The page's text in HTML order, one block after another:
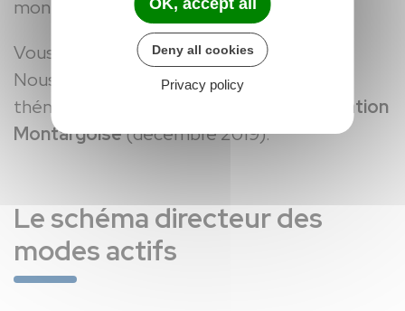
montargois.
Vous souhaitez en apprendre davantage ?
Nous vous invitons à consulter le dossier
thématique
La mobilité dans l'Agglomération
Montargoise(décembre 2019).
Le schéma directeur des
modes actifs
Deny all cookies
Privacy policy